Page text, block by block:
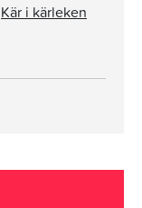
Kär i kärleken